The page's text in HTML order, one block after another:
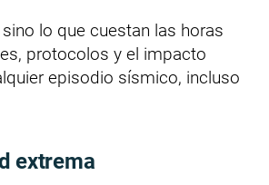
lo que cuestan las horas
protocolos y el impacto
episodio sísmico, incluso
extrema